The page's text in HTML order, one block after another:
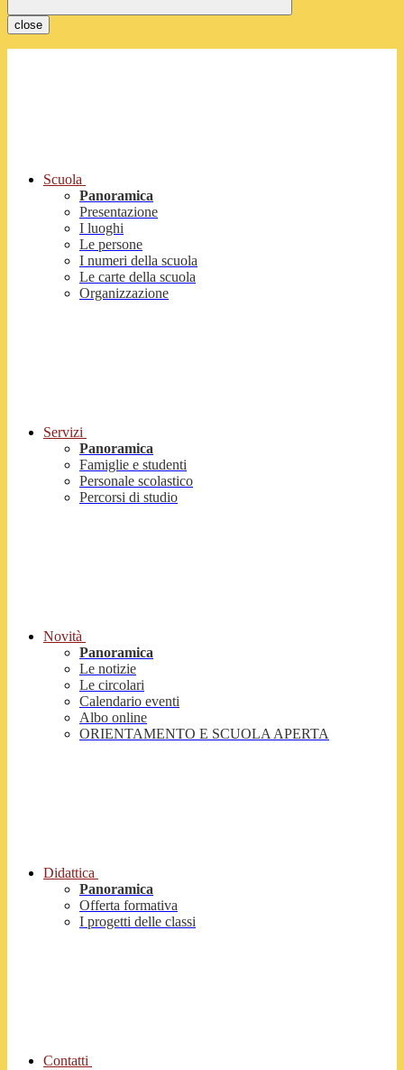
close
Scuola
Panoramica
Presentazione
I luoghi
Le persone
I numeri della scuola
Le carte della scuola
Organizzazione
Servizi
Panoramica
Famiglie e studenti
Personale scolastico
Percorsi di studio
Novità
Panoramica
Le notizie
Le circolari
Calendario eventi
Albo online
ORIENTAMENTO E SCUOLA APERTA
Didattica
Panoramica
Offerta formativa
I progetti delle classi
Contatti